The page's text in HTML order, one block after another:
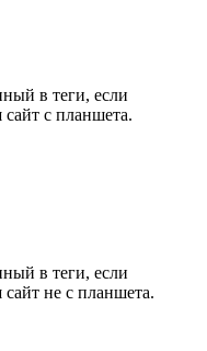
в теги, если
сайт с планшета.
в теги, если
сайт не с планшета.